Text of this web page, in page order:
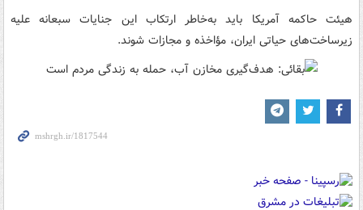
هیئت حاکمه آمریکا باید به‌خاطر ارتکاب این جنایات سبعانه علیه
زیرساخت‌های حیاتی ایران، مؤاخذه و مجازات شوند.